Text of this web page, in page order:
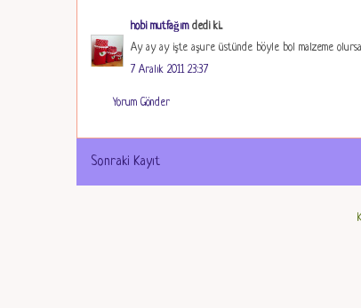
hobi mutfağımdedi ki...
Ay ay ay işte aşure üstünde böyle bol malzeme olursa
7 Aralık 2011 23:37
Yorum Gönder
Sonraki Kayıt